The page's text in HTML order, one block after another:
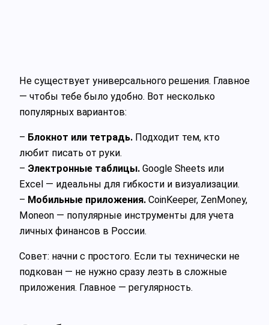
Не существует универсального решения. Главное
— чтобы тебе было удобно. Вот несколько
популярных вариантов:
– Блокнот или тетрадь. Подходит тем, кто
любит писать от руки.
– Электронные таблицы. Google Sheets или
Excel — идеальны для гибкости и визуализации.
– Мобильные приложения. CoinKeeper, ZenMoney,
Moneon — популярные инструменты для учета
личных финансов в России.
Совет: начни с простого. Если ты технически не
подкован — не нужно сразу лезть в сложные
приложения. Главное — регулярность.